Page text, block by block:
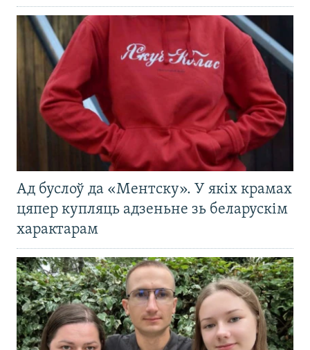
Ад буслоў да «Ментску». У якіх крамах
цяпер купляць адзеньне зь беларускім
характарам